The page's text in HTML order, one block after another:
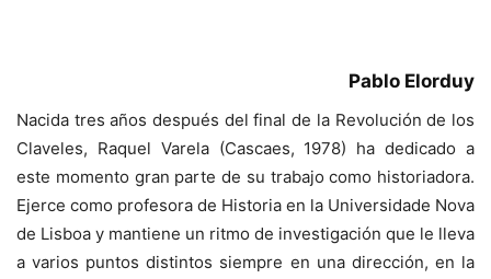
Pablo Elorduy
Nacida tres años después del final de la Revolución de los
Claveles, Raquel Varela (Cascaes, 1978) ha dedicado a
este momento gran parte de su trabajo como historiadora.
Ejerce como profesora de Historia en la Universidade Nova
de Lisboa y mantiene un ritmo de investigación que le lleva
a varios puntos distintos siempre en una dirección, en la